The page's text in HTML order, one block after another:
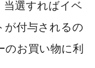
選すればイベ
が付与されるの
お買い物に利